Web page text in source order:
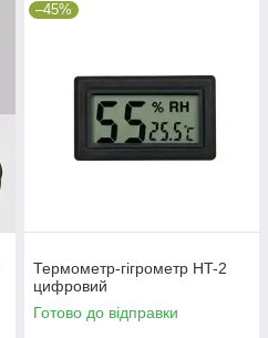
–45%
Термометр-гігрометр HT-2
цифровий
Готово до відправки